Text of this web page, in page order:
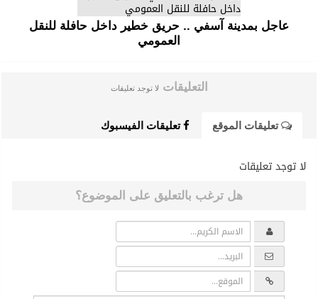
عاجل بمدينة آسفي .. حريق خطير داخل حافلة للنقل
العمومي
التعليقات لا توجد تعليقات
تعليقات الموقع تعليقات الفيسبوك
لا توجد تعليقات
هل ترغب بالتعليق على الموضوع؟